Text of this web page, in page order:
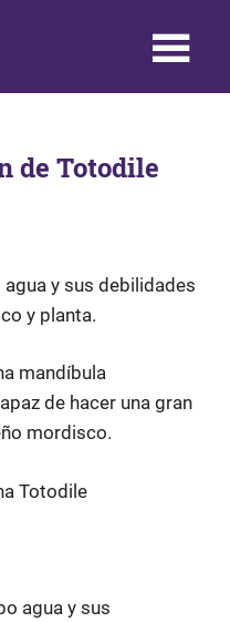
de Totodile
y sus debilidades
y planta.
mandíbula
de hacer una gran
mordisco.
agua y sus